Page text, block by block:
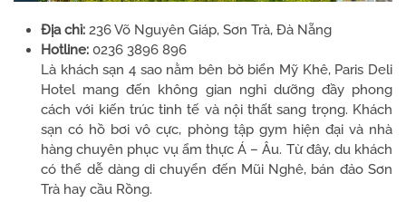
Địa chỉ: 236 Võ Nguyên Giáp, Sơn Trà, Đà Nẵng
Hotline: 0236 3896 896
Là khách sạn 4 sao nằm bên bờ biển Mỹ Khê, Paris Deli
Hotel mang đến không gian nghỉ dưỡng đầy phong
cách với kiến trúc tinh tế và nội thất sang trọng. Khách
sạn có hồ bơi vô cực, phòng tập gym hiện đại và nhà
hàng chuyên phục vụ ẩm thực Á – Âu. Từ đây, du khách
có thể dễ dàng di chuyển đến Mũi Nghê, bán đảo Sơn
Trà hay cầu Rồng.